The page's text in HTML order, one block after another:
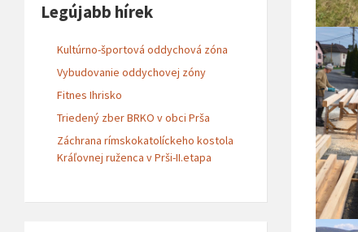
Legújabb hírek
Kultúrno-športová oddychová zóna
Vybudovanie oddychovej zóny
Fitnes Ihrisko
Triedený zber BRKO v obci Prša
Záchrana rímskokatolíckeho kostola
Kráľovnej ruženca v Prši-II.etapa